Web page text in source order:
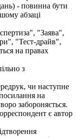
- повинна бути
абзаці
"Заява",
"Тест-драйв",
на правах
з
чи наступне
на
забороняється.
є автор